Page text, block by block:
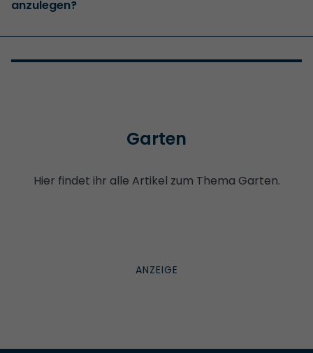
anzulegen?
Garten
Hier findet ihr alle Artikel zum Thema Garten.